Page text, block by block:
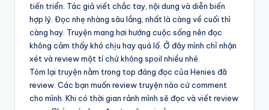
tiến triển. Tác giả viết chắc tay, nội dung và diễn biến
hợp lý. Đọc nhẹ nhàng sâu lắng, nhất là càng về cuối thì
càng hay. Truyện mang hơi hướng cuộc sống nên đọc
không cảm thấy khó chịu hay quá lố. Ở đây mình chỉ nhận
xét và review một tí chứ không spoil nhiều nhé.
Tóm lại truyện nằm trong top đáng đọc của Henies đã
review. Các bạn muốn review truyện nào cứ comment
cho mình. Khi có thời gian rảnh mình sẽ đọc và viết review